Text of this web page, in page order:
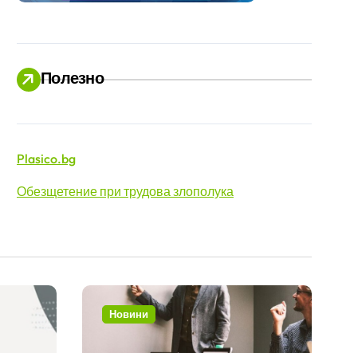
Полезно
Plasico.bg
Обезщетение при трудова злополука
Новини